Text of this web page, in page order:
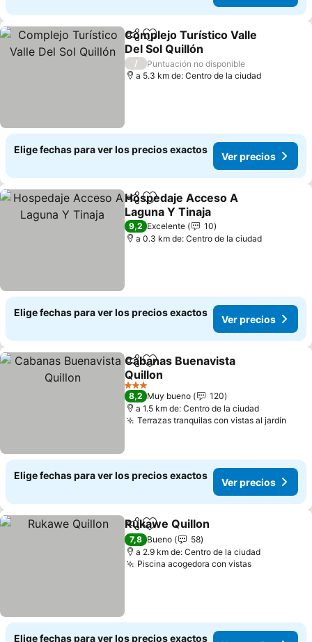
CompartirAgregar a favoritos
Complejo Turístico Valle
Del Sol Quillón
Ver precios
/
Puntuación no disponible
a 5.3 km de: Centro de la ciudad
Elige fechas para ver los precios exactos
Ver precios
CompartirAgregar a favoritos
Hospedaje Acceso A
Laguna Y Tinaja
Ver precios
9,2 Excelente
10
a 0.3 km de: Centro de la ciudad
Elige fechas para ver los precios exactos
Ver precios
CompartirAgregar a favoritos
Cabanas Buenavista
Quillon
Ver precios
3 Estrellas
8,2 Muy bueno
120
a 1.5 km de: Centro de la ciudad
Terrazas tranquilas con vistas al jardín
Elige fechas para ver los precios exactos
Ver precios
CompartirAgregar a favoritos
Rukawe Quillon
7,8 Bueno
58
a 2.9 km de: Centro de la ciudad
Piscina acogedora con vistasVer precios
Elige fechas para ver los precios exactos